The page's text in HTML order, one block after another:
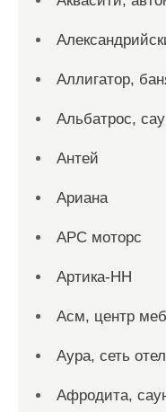
Аллигатор,
Альбатрос,
Антей
Ариана
АРС моторс
Артика-НН
Асм, центр
Аура, сеть
Афродита,